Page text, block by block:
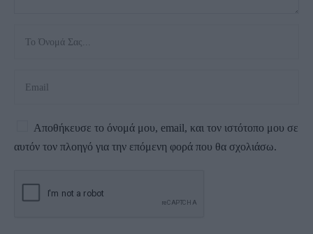
Αποθήκευσε το όνομά μου, email, και τον ιστότοπο μου σε
αυτόν τον πλοηγό για την επόμενη φορά που θα σχολιάσω.